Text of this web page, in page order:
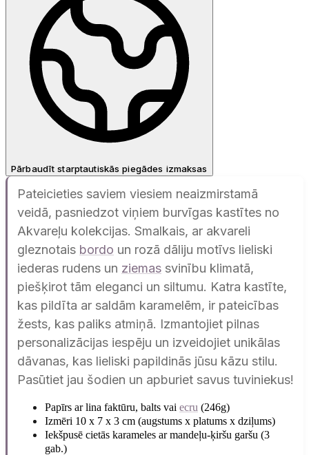
Pārbaudīt starptautiskās piegādes izmaksas
Pateicieties saviem viesiem neaizmirstamā
veidā, pasniedzot viņiem burvīgas kastītes no
Akvareļu kolekcijas. Smalkais, ar akvareli
gleznotais bordo un rozā dāliju motīvs lieliski
iederas rudens un ziemas svinību klimatā,
piešķirot tām eleganci un siltumu. Katra kastīte,
kas pildīta ar saldām karamelēm, ir pateicības
žests, kas paliks atmiņā. Izmantojiet pilnas
personalizācijas iespēju un izveidojiet unikālas
dāvanas, kas lieliski papildinās jūsu kāzu stilu.
Pasūtiet jau šodien un apburiet savus tuviniekus!
Papīrs ar lina faktūru, balts vai ecru (246g)
Izmēri 10 x 7 x 3 cm (augstums x platums x dziļums)
Iekšpusē cietās karameles ar mandeļu-ķiršu garšu (3
gab.)